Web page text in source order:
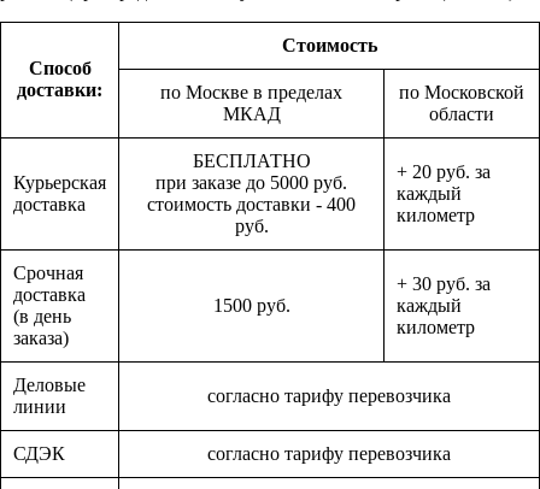
Способ
доставки:
Стоимость
по Москве в пределах
МКАД
по Московской
области
Курьерская
доставка
БЕСПЛАТНО
при заказе до 5000 руб.
стоимость доставки - 400
руб.
+ 20 руб. за
каждый
километр
Срочная
доставка
(в день
заказа)
1500 руб.
+ 30 руб. за
каждый
километр
Деловые
линии
согласно тарифу перевозчика
СДЭК согласно тарифу перевозчика